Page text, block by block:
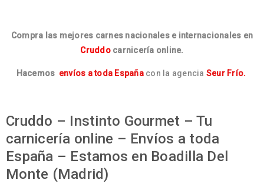
Compra las mejores carnes nacionales e internacionales en
Cruddo carnicería online.
Hacemos envíos a toda Españacon la agencia Seur Frío.
Cruddo – Instinto Gourmet – Tu
carnicería online – Envíos a toda
España – Estamos en Boadilla Del
Monte (Madrid)